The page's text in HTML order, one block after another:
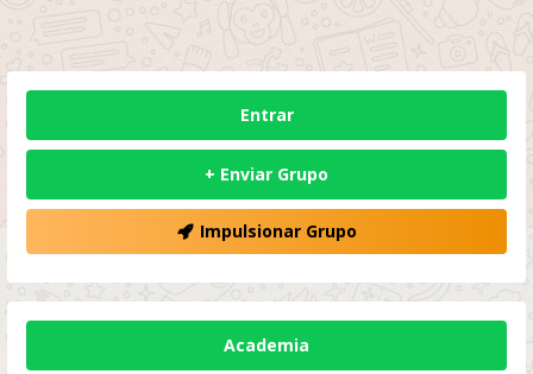
Entrar
+ Enviar Grupo
Impulsionar Grupo
Academia